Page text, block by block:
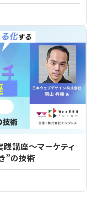
講座～マーケティ
”の技術